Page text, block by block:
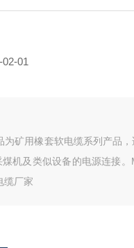
02-01
为矿用橡套软电缆系列产品
机及类似设备的电源连接
缆厂家